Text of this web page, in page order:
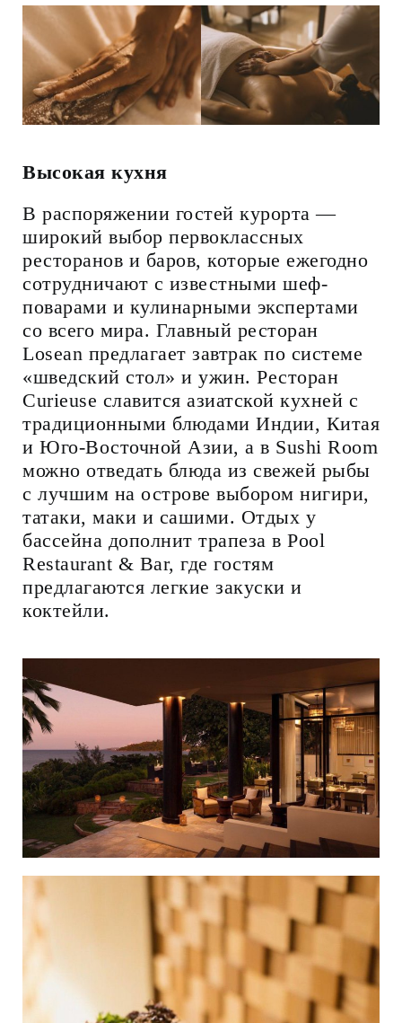
Высокая кухня
В распоряжении гостей курорта —
широкий выбор первоклассных
ресторанов и баров, которые ежегодно
сотрудничают с известными шеф-
поварами и кулинарными экспертами
со всего мира. Главный ресторан
Losean предлагает завтрак по системе
«шведский стол» и ужин. Ресторан
Curieuse славится азиатской кухней с
традиционными блюдами Индии, Китая
и Юго-Восточной Азии, а в Sushi Room
можно отведать блюда из свежей рыбы
с лучшим на острове выбором нигири,
татаки, маки и сашими. Отдых у
бассейна дополнит трапеза в Pool
Restaurant & Bar, где гостям
предлагаются легкие закуски и
коктейли.